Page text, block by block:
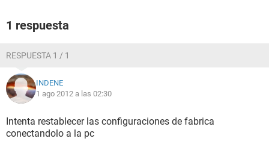
1 respuesta
RESPUESTA 1 / 1
INDENE
1 ago 2012 a las 02:30
Intenta restablecer las configuraciones de fabrica
conectandolo a la pc